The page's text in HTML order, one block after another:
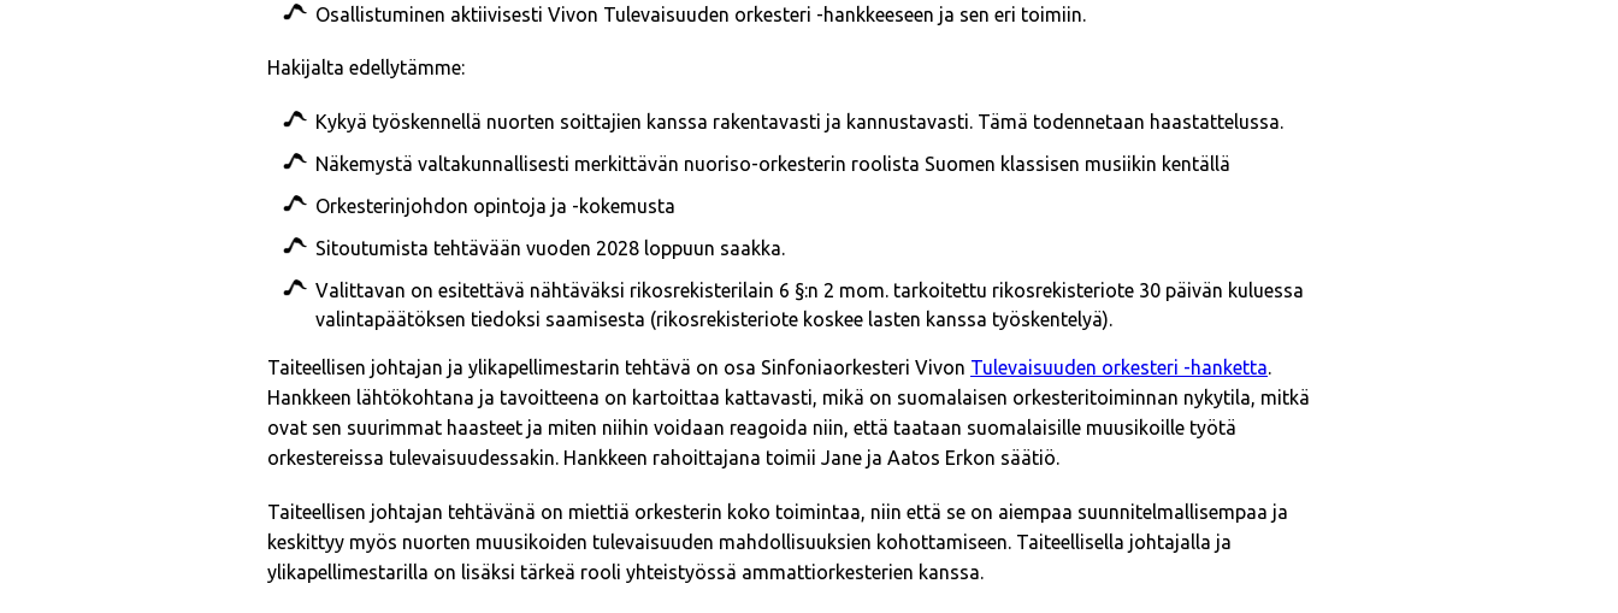
Osallistuminen aktiivisesti Vivon Tulevaisuuden orkesteri -hankkeeseen ja sen eri toimiin.
Hakijalta edellytämme:
Kykyä työskennellä nuorten soittajien kanssa rakentavasti ja kannustavasti. Tämä todennetaan haastattelussa.
Näkemystä valtakunnallisesti merkittävän nuoriso-orkesterin roolista Suomen klassisen musiikin kentällä
Orkesterinjohdon opintoja ja -kokemusta
Sitoutumista tehtävään vuoden 2028 loppuun saakka.
Valittavan on esitettävä nähtäväksi rikosrekisterilain 6 §:n 2 mom. tarkoitettu rikosrekisteriote 30 päivän kuluessa
valintapäätöksen tiedoksi saamisesta (rikosrekisteriote koskee lasten kanssa työskentelyä).
Taiteellisen johtajan ja ylikapellimestarin tehtävä on osa Sinfoniaorkesteri Vivon Tulevaisuuden orkesteri -hanketta.
Hankkeen lähtökohtana ja tavoitteena on kartoittaa kattavasti, mikä on suomalaisen orkesteritoiminnan nykytila, mitkä
ovat sen suurimmat haasteet ja miten niihin voidaan reagoida niin, että taataan suomalaisille muusikoille työtä
orkestereissa tulevaisuudessakin. Hankkeen rahoittajana toimii Jane ja Aatos Erkon säätiö.
Taiteellisen johtajan tehtävänä on miettiä orkesterin koko toimintaa, niin että se on aiempaa suunnitelmallisempaa ja
keskittyy myös nuorten muusikoiden tulevaisuuden mahdollisuuksien kohottamiseen. Taiteellisella johtajalla ja
ylikapellimestarilla on lisäksi tärkeä rooli yhteistyössä ammattiorkesterien kanssa.